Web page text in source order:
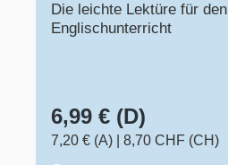
Die leichte Lektüre für den
Englischunterricht
6,99 € (D)
7,20 € (A)
8,70 CHF (CH)